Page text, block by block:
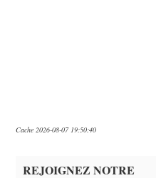
Cache 2026-08-07 19:50:40
REJOIGNEZ NOTRE